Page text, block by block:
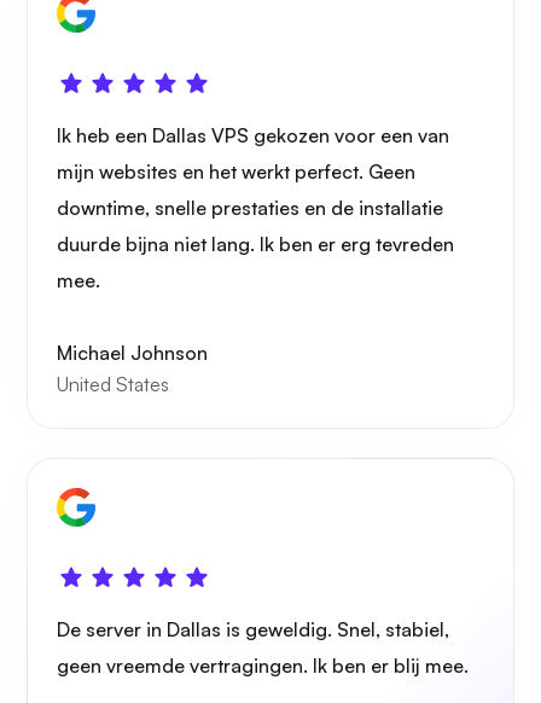
Ik heb een Dallas VPS gekozen voor een van
mijn websites en het werkt perfect. Geen
downtime, snelle prestaties en de installatie
duurde bijna niet lang. Ik ben er erg tevreden
mee.
Michael Johnson
United States
De server in Dallas is geweldig. Snel, stabiel,
geen vreemde vertragingen. Ik ben er blij mee.